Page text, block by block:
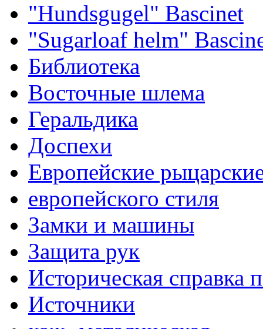
"Hundsgugel" Bascinet
"Sugarloaf helm"
Библиотека
Восточные шлема
Геральдика
Доспехи
Европейские
европейского стиля
Замки и машины
Защита рук
Историческая справка
Источники